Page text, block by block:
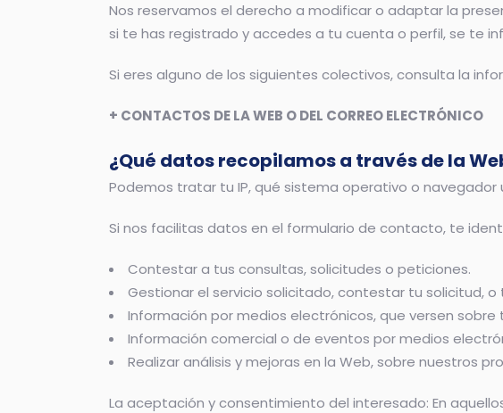
Nos reservamos el derecho a modificar o adaptar la
si te has registrado y accedes a tu cuenta o perfil, se te
Si eres alguno de los siguientes colectivos, consulta la
+ CONTACTOS DE LA WEB O DEL CORREO ELECTRÓNICO
¿Qué datos recopilamos a través de la
Podemos tratar tu IP, qué sistema operativo o
Si nos facilitas datos en el formulario de contacto, te
Contestar a tus consultas, solicitudes o peticiones.
Gestionar el servicio solicitado, contestar tu solicitud,
Información por medios electrónicos, que versen sobre
Información comercial o de eventos por medios
Realizar análisis y mejoras en la Web, sobre nuestros
La aceptación y consentimiento del interesado: En